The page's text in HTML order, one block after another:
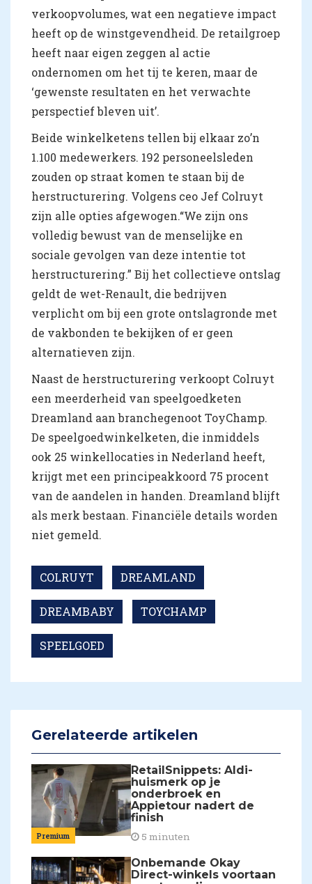
verkoopvolumes, wat een negatieve impact
heeft op de winstgevendheid. De retailgroep
heeft naar eigen zeggen al actie
ondernomen om het tij te keren, maar de
‘gewenste resultaten en het verwachte
perspectief bleven uit’.
Beide winkelketens tellen bij elkaar zo’n
1.100 medewerkers. 192 personeelsleden
zouden op straat komen te staan bij de
herstructurering. Volgens ceo Jef Colruyt
zijn alle opties afgewogen.“We zijn ons
volledig bewust van de menselijke en
sociale gevolgen van deze intentie tot
herstructurering.” Bij het collectieve ontslag
geldt de wet-Renault, die bedrijven
verplicht om bij een grote ontslagronde met
de vakbonden te bekijken of er geen
alternatieven zijn.
Naast de herstructurering verkoopt Colruyt
een meerderheid van speelgoedketen
Dreamland aan branchegenoot ToyChamp.
De speelgoedwinkelketen, die inmiddels
ook 25 winkellocaties in Nederland heeft,
krijgt met een principeakkoord 75 procent
van de aandelen in handen. Dreamland blijft
als merk bestaan. Financiële details worden
niet gemeld.
COLRUYT DREAMLAND
DREAMBABY TOYCHAMP
SPEELGOED
Gerelateerde artikelen
Premium
RetailSnippets: Aldi-
huismerk op je
onderbroek en
Appietour nadert de
finish
5 minuten
Onbemande Okay
Direct-winkels voortaan